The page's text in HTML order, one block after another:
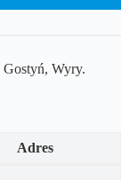
Wyry.
Adres